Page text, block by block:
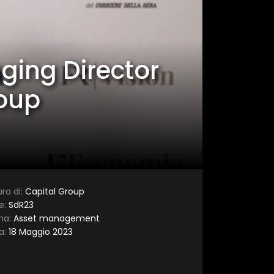
Director
di: Capital Group
SdR23
Asset management
18 Maggio 2023